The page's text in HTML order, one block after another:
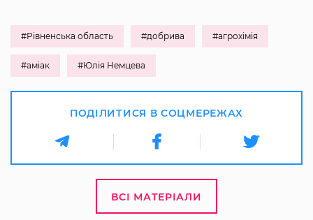
#Рівненська область #добрива #агрохімія
#аміак #Юлія Немцева
ПОДІЛИТИСЯ В СОЦМЕРЕЖАХ
ВСІ МАТЕРІАЛИ